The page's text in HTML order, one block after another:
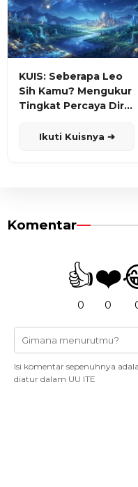
KUIS: Seberapa Leo
Sih Kamu? Mengukur
Tingkat Percaya Diri
Ikuti Kuisnya ➔
Komentar
👍
0
❤️
0
Isi komentar sepenuhnya
diatur dalam UU ITE